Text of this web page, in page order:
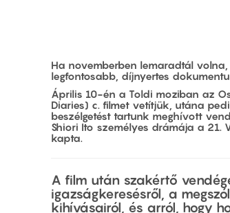
Ha novemberben lemaradtál
legfontosabb, díjnyertes
Április 10-én a Toldi moziban az
Diaries) c. filmet vetítjük, utána
beszélgetést tartunk meghívott
Shiori Ito személyes drámája a 21.
kapta.
A film után szakértő
igazságkeresésről, a
kihívásairól, és arról, hogy